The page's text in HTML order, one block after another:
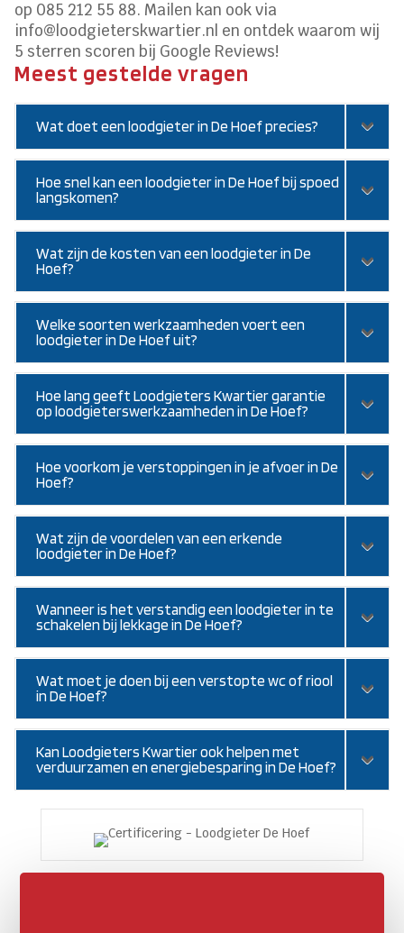
op 085 212 55 88. Mailen kan ook via
info@loodgieterskwartier.nl en ontdek waarom wij
5 sterren scoren bij Google Reviews!
Meest gestelde vragen
Wat doet een loodgieter in De Hoef precies?
Hoe snel kan een loodgieter in De Hoef bij spoed
langskomen?
Wat zijn de kosten van een loodgieter in De
Hoef?
Welke soorten werkzaamheden voert een
loodgieter in De Hoef uit?
Hoe lang geeft Loodgieters Kwartier garantie
op loodgieterswerkzaamheden in De Hoef?
Hoe voorkom je verstoppingen in je afvoer in De
Hoef?
Wat zijn de voordelen van een erkende
loodgieter in De Hoef?
Wanneer is het verstandig een loodgieter in te
schakelen bij lekkage in De Hoef?
Wat moet je doen bij een verstopte wc of riool
in De Hoef?
Kan Loodgieters Kwartier ook helpen met
verduurzamen en energiebesparing in De Hoef?